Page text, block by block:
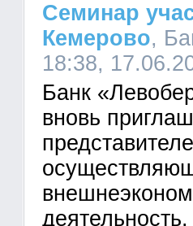
Семинар
Кемерово,
18:38,
Банк
вновь
деятельность.